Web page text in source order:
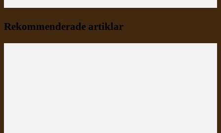
Rekommenderade artiklar